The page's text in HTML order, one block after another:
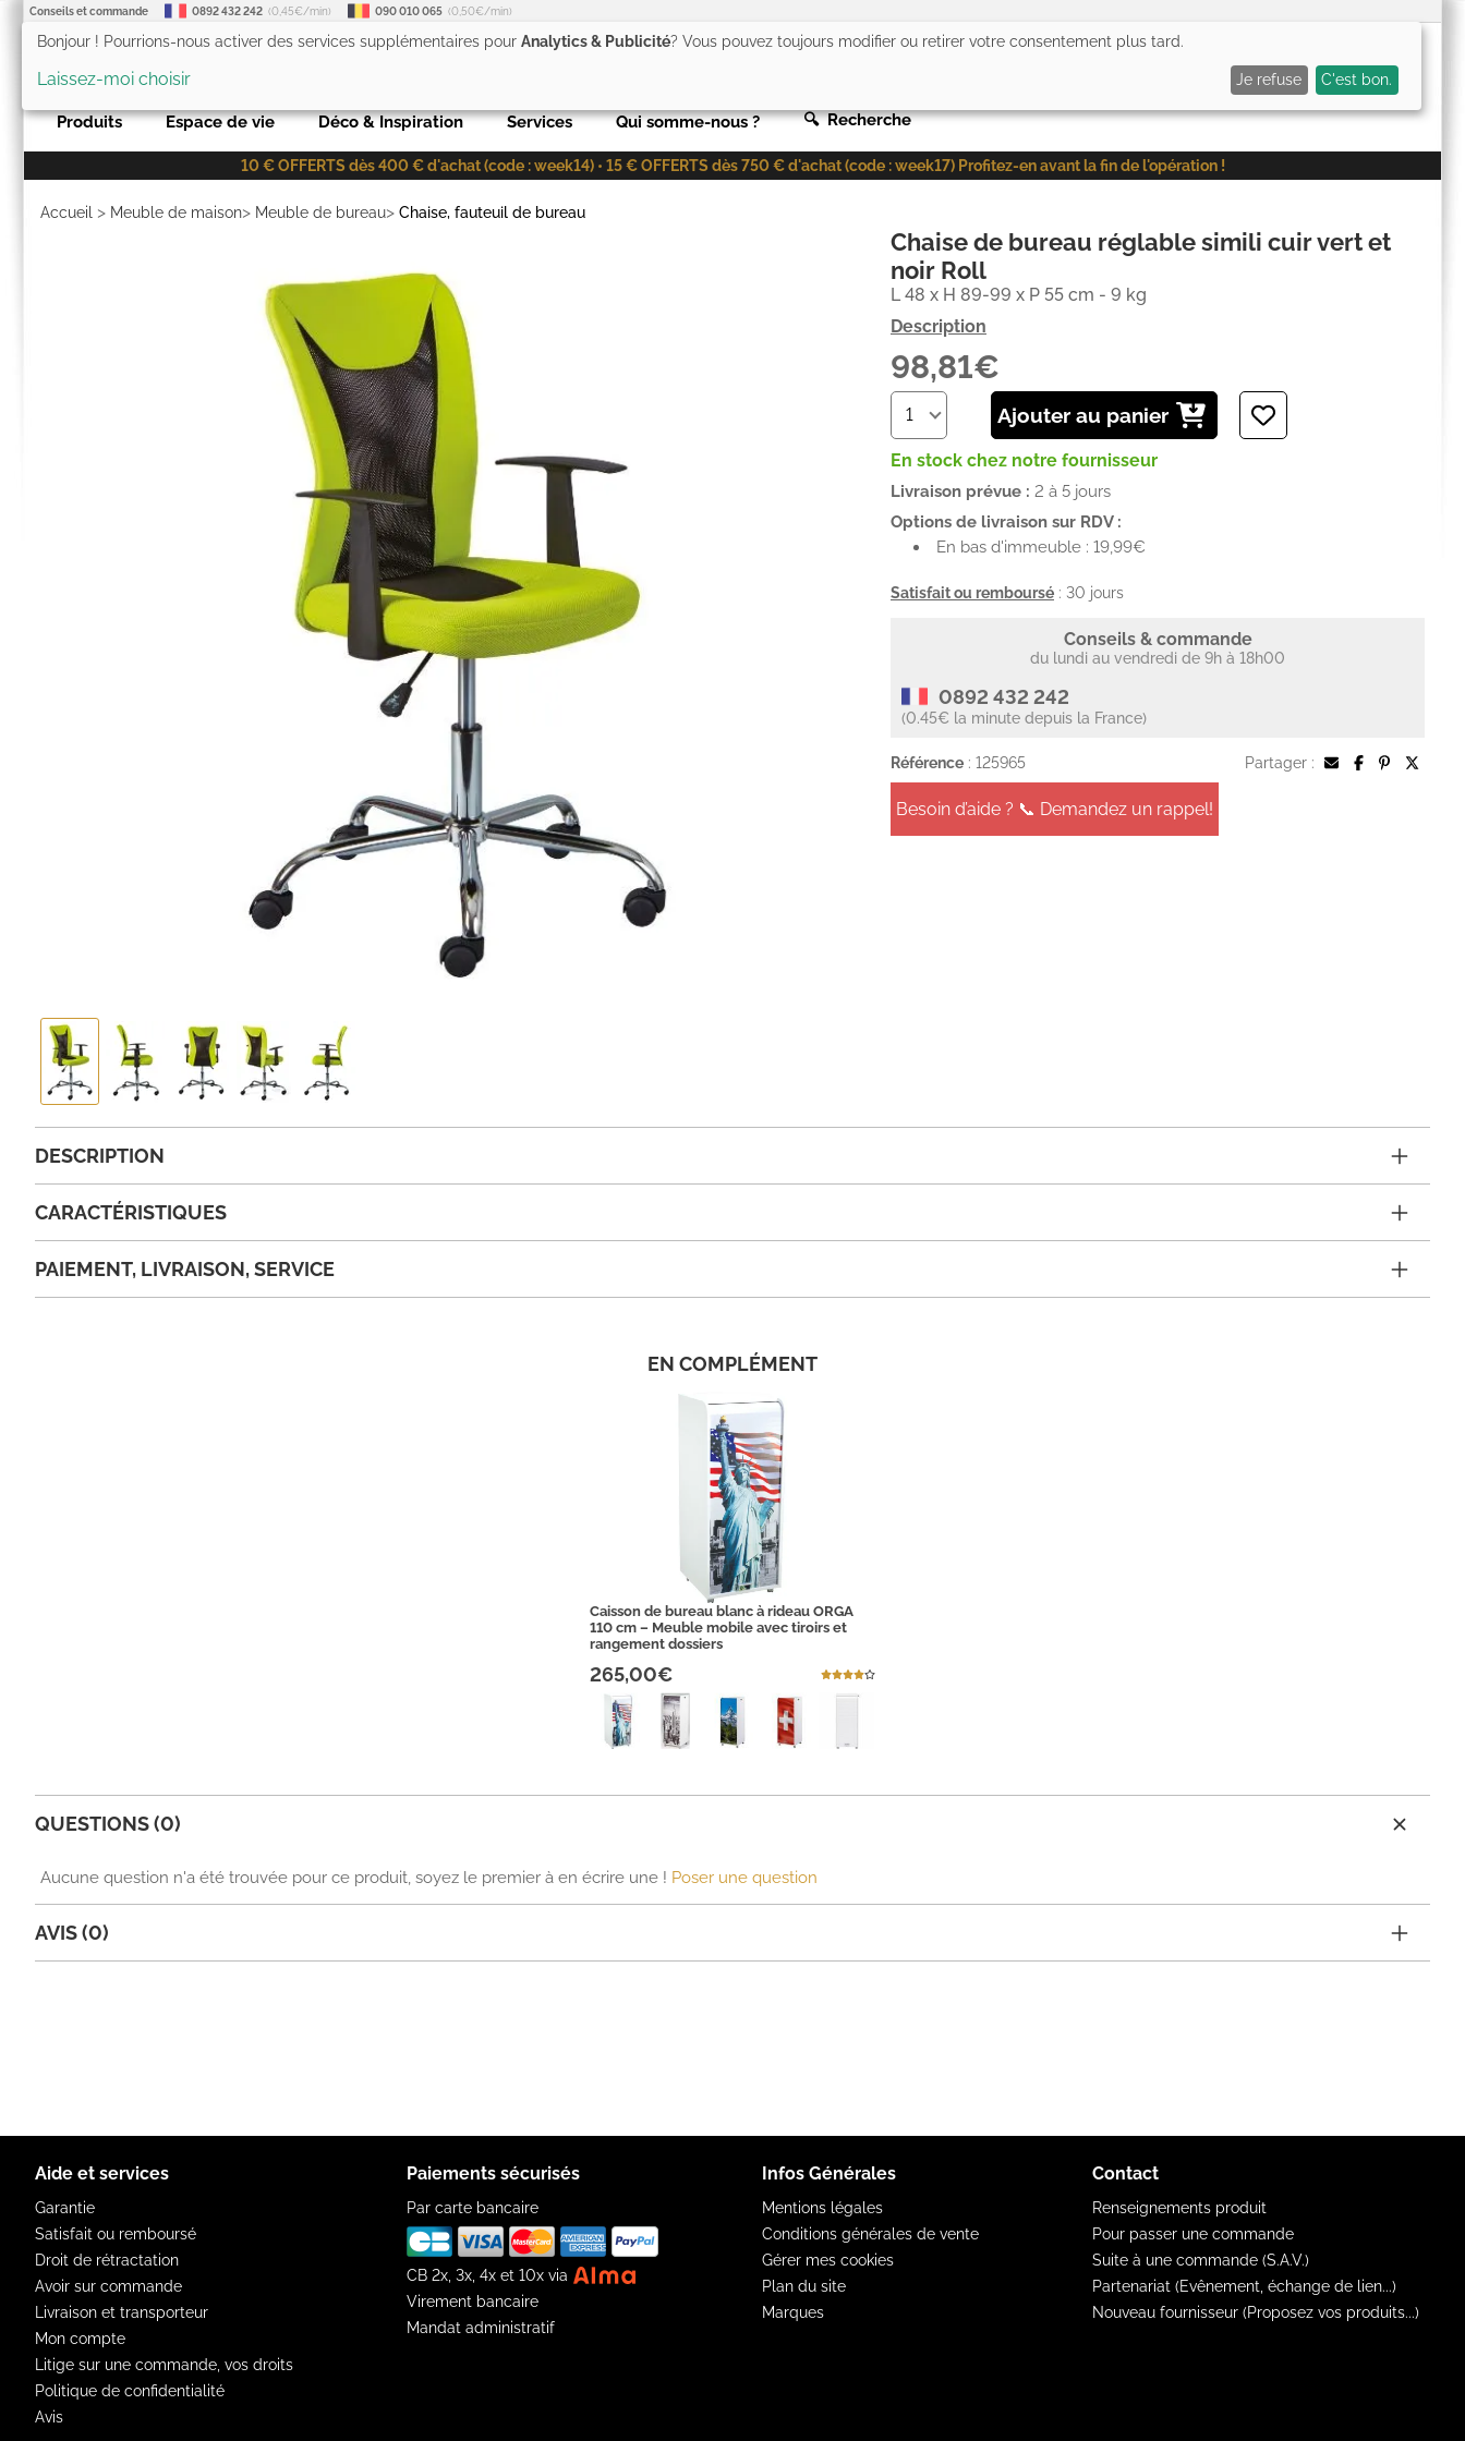
Conseils et commande 0892 432 242 (0,45€/min) 090 010 065 (0,50€/min)
0) Mon panier (0
Produits Espace de vie Déco & Inspiration Services Qui somme-nous ? 🔍 Recherche
10 € OFFERTS dès 400 € d'achat (code : week14) • 15 € OFFERTS dès 750 € d'achat (code : week17) Profitez-en avant la fin de l'opération !
Accueil > Meuble de maison> Meuble de bureau> Chaise, fauteuil de bureau
Chaise de bureau réglable simili cuir vert et
noir Roll
L 48 x H 89-99 x P 55 cm - 9 kg
Description
98,81€
Ajouter au panier
En stock chez notre fournisseur
Livraison prévue : 2 à 5 jours
Options de livraison sur RDV :
En bas d'immeuble : 19,99€
Satisfait ou remboursé : 30 jours
Conseils & commande
du lundi au vendredi de 9h à 18h00
0892 432 242
(0.45€ la minute depuis la France)
Référence : 125965 Partager :
Besoin d’aide ? 📞 Demandez un rappel!
DESCRIPTION
CARACTÉRISTIQUES
PAIEMENT, LIVRAISON, SERVICE
EN COMPLÉMENT
Caisson de bureau blanc à rideau ORGA
110 cm – Meuble mobile avec tiroirs et
rangement dossiers
265,00€
QUESTIONS (0)
Aucune question n'a été trouvée pour ce produit, soyez le premier à en écrire une ! Poser une question
AVIS (0)
Aide et services
Garantie
Satisfait ou remboursé
Droit de rétractation
Avoir sur commande
Livraison et transporteur
Mon compte
Litige sur une commande, vos droits
Politique de confidentialité
Avis
Paiements sécurisés
Par carte bancaire
CB 2x, 3x, 4x et 10x via
Virement bancaire
Mandat administratif
Infos Générales
Mentions légales
Conditions générales de vente
Gérer mes cookies
Plan du site
Marques
Contact
Renseignements produit
Pour passer une commande
Suite à une commande (S.A.V.)
Partenariat (Evênement, échange de lien...)
Nouveau fournisseur (Proposez vos produits...)
Bonjour ! Pourrions-nous activer des services supplémentaires pour Analytics & Publicité? Vous pouvez toujours modifier ou retirer votre consentement plus tard.
Laissez-moi choisir Je refuse C'est bon.